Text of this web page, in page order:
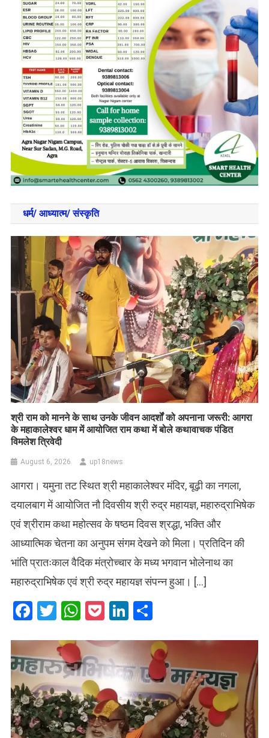
धर्म/ आध्‍यात्‍म/ संस्‍कृति
​श्री राम को मानने के साथ उनके जीवन आदर्शों को अपनाना जरूरी: आगरा
के महाकालेश्वर धाम में आयोजित राम कथा में बोले कथावाचक पंडित
विमलेश त्रिवेदी
August 6, 2026 up18news
आगरा। यमुना तट स्थित श्री महाकालेश्वर मंदिर, बूढ़ी का नगला,
दयालबाग में आयोजित नौ दिवसीय श्री रुद्र महायज्ञ, महारुद्राभिषेक
एवं श्रीराम कथा महोत्सव के षष्ठम दिवस श्रद्धा, भक्ति और
आध्यात्मिक चेतना का अनुपम संगम देखने को मिला। प्रतिदिन की
भांति प्रातःकाल वैदिक मंत्रोच्चार के मध्य भगवान भोलेनाथ का
महारुद्राभिषेक एवं श्री रुद्र महायज्ञ संपन्न हुआ। […]
Facebook
Twitter
WhatsApp
PocketLinkedIn